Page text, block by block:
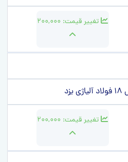
تغییر قیمت: 200,000
تغییر قیمت: 200,000